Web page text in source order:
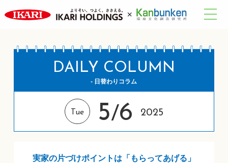
DAILY COLUMN
- 日替わりコラム
Tue 5/6 2025
実家の片づけポイントは「もらってあげる」